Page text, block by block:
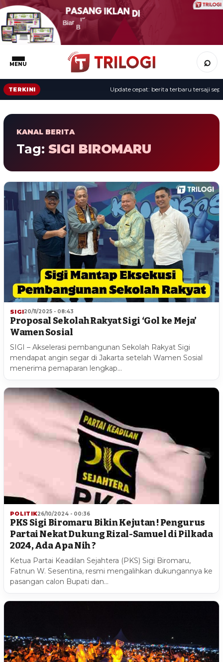
MENU ⌕
TERKINI Update cepat: berita terbaru tersaji
KANAL BERITA
Tag: SIGI BIROMARU
SIGI20/11/2025 - 08:43
Proposal Sekolah Rakyat Sigi ‘Gol ke Meja’
Wamen Sosial
SIGI – Akselerasi pembangunan Sekolah Rakyat Sigi
mendapat angin segar di Jakarta setelah Wamen Sosial
menerima pemaparan lengkap…
POLITIK26/10/2024 - 00:36
PKS Sigi Biromaru Bikin Kejutan ! Pengurus
Partai Nekat Dukung Rizal-Samuel di Pilkada
2024, Ada Apa Nih ?
Ketua Partai Keadilan Sejahtera (PKS) Sigi Biromaru,
Fatnun W. Sesentina, resmi mengalihkan dukungannya ke
pasangan calon Bupati dan…